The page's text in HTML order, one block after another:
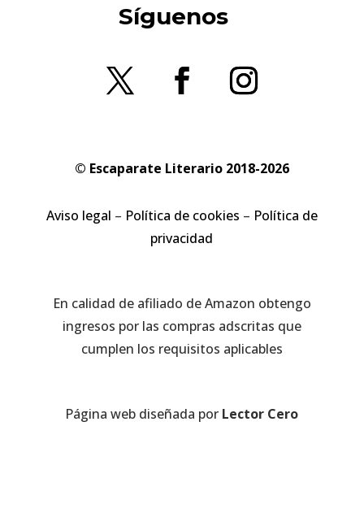
Síguenos
© Escaparate Literario 2018-2026
Aviso legal – Política de cookies – Política de
privacidad
En calidad de afiliado de Amazon obtengo
ingresos por las compras adscritas que
cumplen los requisitos aplicables
Página web diseñada por Lector Cero